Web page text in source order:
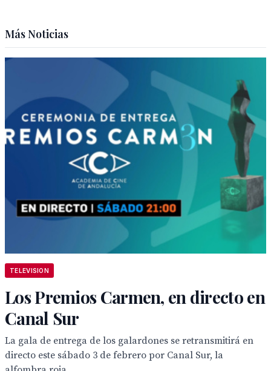
Más Noticias
TELEVISION
Los Premios Carmen, en directo en
Canal Sur
La gala de entrega de los galardones se retransmitirá en
directo este sábado 3 de febrero por Canal Sur, la